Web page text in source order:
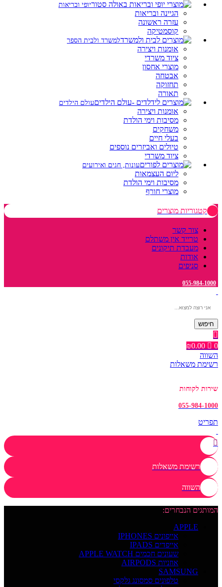
יופי ובריאות
הגיינה ובריאות
עזרה ראשונה
קוסמטיקה
למשרד ולבית הספר
אומנות ויצירה
ציוד משרדי
מוצרי אחסון
אבטחה
תחזוקה
תאורה
עולם הילדים
אומנות ויצירה
מסיבות וימי הולדת
משחקים
בעלי חיים
טיולים ואביזרים נוספים
ציוד משרדי
עונות, חגים ואירועים
ליום העצמאות
מסיבות וימי הולדת
מוצרי חורף
קטגוריות מוצרים
צור קשר
טרייד אין משתלם
מעבדת תיקונים
אודות
סניפים
055-984-1000
חיפוש
0
₪0.00
השווה
רשימת משאלות
שירות לקוחות
055-984-1000
תפריט
רשימת משאלות
השווה
המותגים הנבחרים:
APPLE
אייפונים IPHONES
אייפדים IPADS
שעונים חכמים APPLE WATCH
אוזניות AIRPODS
SAMSUNG
טלפונים סמסונג גלקסי